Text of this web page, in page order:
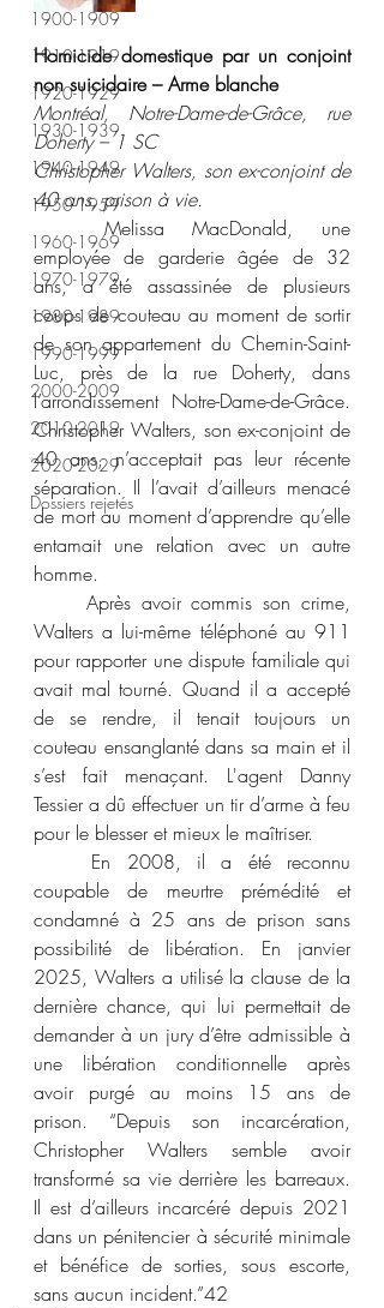
1900-1909
1910-1919
1920-1929
1930-1939
1940-1949
1950-1959
1960-1969
1970-1979
1980-1989
1990-1999
2000-2009
2010-2019
2020-2029
Dossiers rejetés
Homicide domestique par un conjoint
non suicidaire – Arme blanche
Montréal, Notre-Dame-de-Grâce, rue
Doherty – 1 SC
Christopher Walters, son ex-conjoint de
40 ans, prison à vie.
employée de garderie âgée de 32
ans, a été assassinée de plusieurs
coups de couteau au moment de sortir
de son appartement du Chemin-Saint-
Luc, près de la rue Doherty, dans
l’arrondissement Notre-Dame-de-Grâce.
Christopher Walters, son ex-conjoint de
40 ans, n’acceptait pas leur récente
séparation. Il l’avait d’ailleurs menacé
de mort au moment d’apprendre qu’elle
entamait une relation avec un autre
homme.
Walters a lui-même téléphoné au 911
pour rapporter une dispute familiale qui
avait mal tourné. Quand il a accepté
de se rendre, il tenait toujours un
couteau ensanglanté dans sa main et il
s’est fait menaçant. L'agent Danny
Tessier a dû effectuer un tir d’arme à feu
pour le blesser et mieux le maîtriser.
coupable de meurtre prémédité et
condamné à 25 ans de prison sans
possibilité de libération. En janvier
2025, Walters a utilisé la clause de la
dernière chance, qui lui permettait de
demander à un jury d’être admissible à
une libération conditionnelle après
avoir purgé au moins 15 ans de
prison. “Depuis son incarcération,
Christopher Walters semble avoir
transformé sa vie derrière les barreaux.
Il est d’ailleurs incarcéré depuis 2021
dans un pénitencier à sécurité minimale
et bénéfice de sorties, sous escorte,
sans aucun incident.”42